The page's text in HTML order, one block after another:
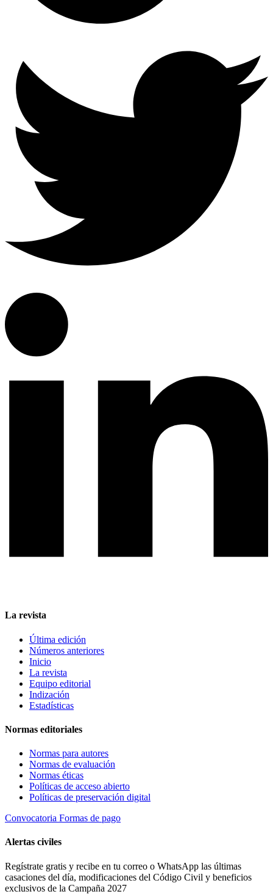
La revista
Última edición
Números anteriores
Inicio
La revista
Equipo editorial
Indización
Estadísticas
Normas editoriales
Normas para autores
Normas de evaluación
Normas éticas
Políticas de acceso abierto
Políticas de preservación digital
Convocatoria Formas de pago
Alertas civiles
Regístrate gratis y recibe en tu correo o WhatsApp las últimas
casaciones del día, modificaciones del Código Civil y beneficios
exclusivos de la Campaña 2027